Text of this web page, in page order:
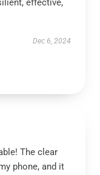
effective,
Dec 6, 2024
The clear
phone, and it